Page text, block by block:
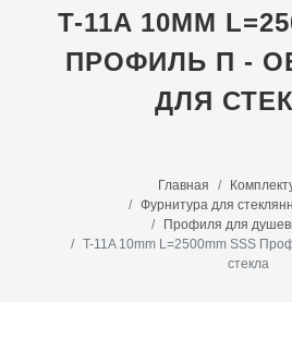
T-11A 10MM
ПРОФИЛЬ П -
ДЛЯ
Главная
Фурнитура для
Профиля для
T-11A 10mm L=2500mm SSS
стекла